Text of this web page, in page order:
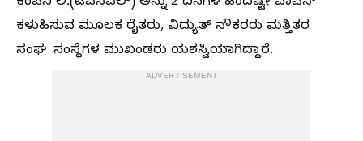
ಕಳುಹಿಸುವ ಮೂಲಕ ರೈತರು, ವಿದ್ಯುತ್‌ ನೌಕರರು ಮತ್ತಿತರ
ಸಂಘ ಸಂಸ್ಥೆಗಳ ಮುಖಂಡರು ಯಶಸ್ವಿಯಾಗಿದ್ದಾರೆ.
ADVERTISEMENT